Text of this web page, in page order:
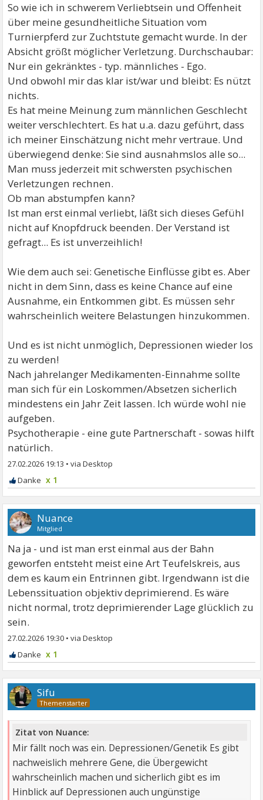
So wie ich in schwerem Verliebtsein und Offenheit
über meine gesundheitliche Situation vom
Turnierpferd zur Zuchtstute gemacht wurde. In der
Absicht größt möglicher Verletzung. Durchschaubar:
Nur ein gekränktes - typ. männliches - Ego.
Und obwohl mir das klar ist/war und bleibt: Es nützt
nichts.
Es hat meine Meinung zum männlichen Geschlecht
weiter verschlechtert. Es hat u.a. dazu geführt, dass
ich meiner Einschätzung nicht mehr vertraue. Und
überwiegend denke: Sie sind ausnahmslos alle so...
Man muss jederzeit mit schwersten psychischen
Verletzungen rechnen.
Ob man abstumpfen kann?
Ist man erst einmal verliebt, läßt sich dieses Gefühl
nicht auf Knopfdruck beenden. Der Verstand ist
gefragt... Es ist unverzeihlich!
Wie dem auch sei: Genetische Einflüsse gibt es. Aber
nicht in dem Sinn, dass es keine Chance auf eine
Ausnahme, ein Entkommen gibt. Es müssen sehr
wahrscheinlich weitere Belastungen hinzukommen.
Und es ist nicht unmöglich, Depressionen wieder los
zu werden!
Nach jahrelanger Medikamenten-Einnahme sollte
man sich für ein Loskommen/Absetzen sicherlich
mindestens ein Jahr Zeit lassen. Ich würde wohl nie
aufgeben.
Psychotherapie - eine gute Partnerschaft - sowas hilft
natürlich.
27.02.2026 19:13 •
x 1
Nuance
Mitglied
Na ja - und ist man erst einmal aus der Bahn
geworfen entsteht meist eine Art Teufelskreis, aus
dem es kaum ein Entrinnen gibt. Irgendwann ist die
Lebenssituation objektiv deprimierend. Es wäre
nicht normal, trotz deprimierender Lage glücklich zu
sein.
27.02.2026 19:30 •
x 1
Sifu
Zitat von Nuance:
Mir fällt noch was ein. Depressionen/Genetik Es gibt
nachweislich mehrere Gene, die Übergewicht
wahrscheinlich machen und sicherlich gibt es im
Hinblick auf Depressionen auch ungünstige